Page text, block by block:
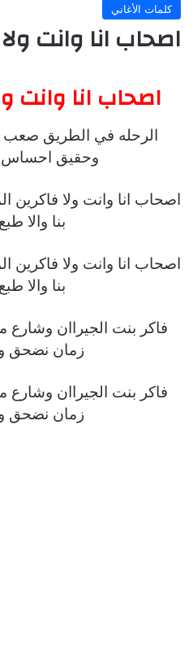
كلمات الأغاني
اصحاب انا وانت
اصحاب انا وانت
الرحله في الطريق
وحقيق احساس
اصحاب انا وانت ولا فاكرين
بنا والا
اصحاب انا وانت ولا فاكرين
بنا والا
فاكر بنت الجيراان وشارع
زمان نضحق
فاكر بنت الجيراان وشارع
زمان نضحق